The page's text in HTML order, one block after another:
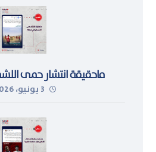
ماحقيقة انتشار حمى
3 يونيو، 2026